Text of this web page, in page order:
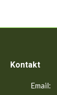
Kontakt
Email: